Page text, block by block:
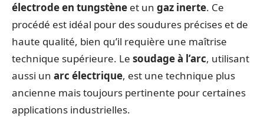
électrode en tungstène et un gaz inerte. Ce
procédé est idéal pour des soudures précises et de
haute qualité, bien qu’il requière une maîtrise
technique supérieure. Le soudage à l’arc, utilisant
aussi un arc électrique, est une technique plus
ancienne mais toujours pertinente pour certaines
applications industrielles.